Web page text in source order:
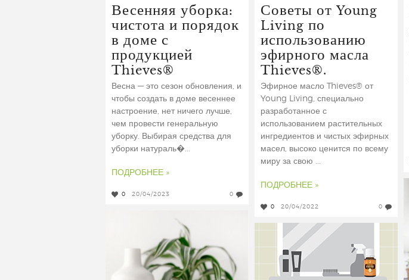
Весенняя уборка:
чистота и порядок
в доме с
продукцией
Thieves®
Весна — это сезон обновления, и
чтобы создать в доме весеннее
настроение, нет ничего лучше,
чем провести генеральную
уборку. Выбирая средства для
уборки натураль�...
ПОДРОБНЕЕ »
0 20/04/2023 0
Советы от Young
Living по
использованию
эфирного масла
Thieves®.
Эфирное масло Thieves® от
Young Living, специально
разработанное с
использованием растительных
ингредиентов и чистых эфирных
масел, высоко ценится по всему
миру за свою ...
ПОДРОБНЕЕ »
0 20/04/2022 0